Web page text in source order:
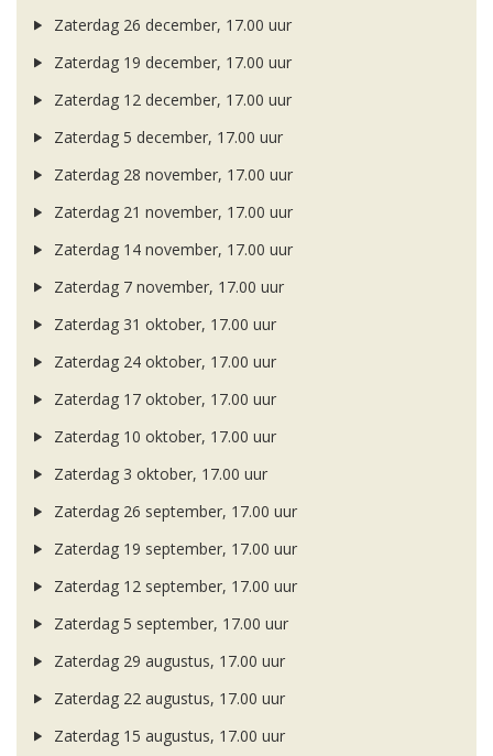
Zaterdag 26 december, 17.00 uur
Zaterdag 19 december, 17.00 uur
Zaterdag 12 december, 17.00 uur
Zaterdag 5 december, 17.00 uur
Zaterdag 28 november, 17.00 uur
Zaterdag 21 november, 17.00 uur
Zaterdag 14 november, 17.00 uur
Zaterdag 7 november, 17.00 uur
Zaterdag 31 oktober, 17.00 uur
Zaterdag 24 oktober, 17.00 uur
Zaterdag 17 oktober, 17.00 uur
Zaterdag 10 oktober, 17.00 uur
Zaterdag 3 oktober, 17.00 uur
Zaterdag 26 september, 17.00 uur
Zaterdag 19 september, 17.00 uur
Zaterdag 12 september, 17.00 uur
Zaterdag 5 september, 17.00 uur
Zaterdag 29 augustus, 17.00 uur
Zaterdag 22 augustus, 17.00 uur
Zaterdag 15 augustus, 17.00 uur